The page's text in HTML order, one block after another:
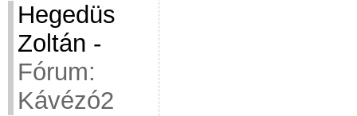
Hegedüs
Zoltán -
Fórum:
Kávézó2